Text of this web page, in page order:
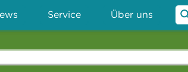
Service Über uns